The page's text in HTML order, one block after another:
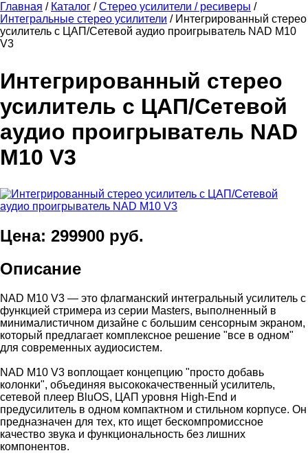
Главная / Каталог /Стерео усилители / ресиверы /
Интегральные стерео усилители / Интегрированный стерео
усилитель с ЦАП/Сетевой аудио проигрыватель NAD M10
V3
Интегрированный стерео
усилитель с ЦАП/Сетевой
аудио проигрыватель NAD
M10 V3
Цена: 299900 руб.
Описание
NAD M10 V3 — это флагманский интегральный усилитель с
функцией стримера из серии Masters, выполненный в
минималистичном дизайне с большим сенсорным экраном,
который предлагает комплексное решение "все в одном"
для современных аудиосистем.
NAD M10 V3 воплощает концепцию "просто добавь
колонки", объединяя высококачественный усилитель,
сетевой плеер BluOS, ЦАП уровня High-End и
предусилитель в одном компактном и стильном корпусе. Он
предназначен для тех, кто ищет бескомпромиссное
качество звука и функциональность без лишних
компонентов.